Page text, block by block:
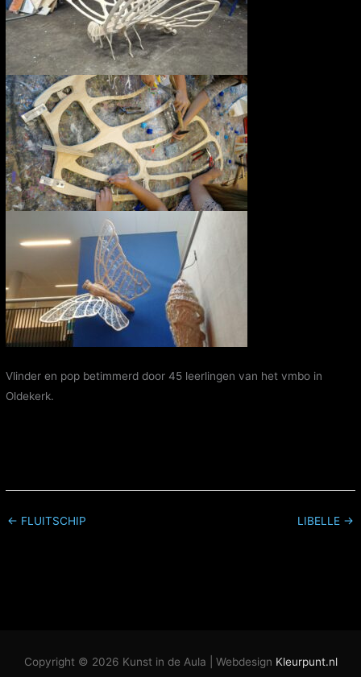
Vlinder en pop betimmerd door 45 leerlingen van het vmbo in
Oldekerk.
← FLUITSCHIP LIBELLE →
Copyright © 2026 Kunst in de Aula | Webdesign Kleurpunt.nl